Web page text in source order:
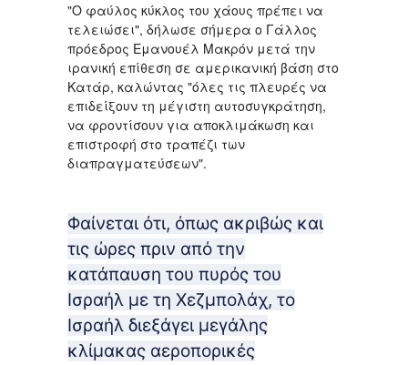
"Ο φαύλος κύκλος του χάους πρέπει να
τελειώσει", δήλωσε σήμερα ο Γάλλος
πρόεδρος Εμανουέλ Μακρόν μετά την
ιρανική επίθεση σε αμερικανική βάση στο
Κατάρ, καλώντας "όλες τις πλευρές να
επιδείξουν τη μέγιστη αυτοσυγκράτηση,
να φροντίσουν για αποκλιμάκωση και
επιστροφή στο τραπέζι των
διαπραγματεύσεων".
Φαίνεται ότι, όπως ακριβώς και
τις ώρες πριν από την
κατάπαυση του πυρός του
Ισραήλ με τη Χεζμπολάχ, το
Ισραήλ διεξάγει μεγάλης
κλίμακας αεροπορικές